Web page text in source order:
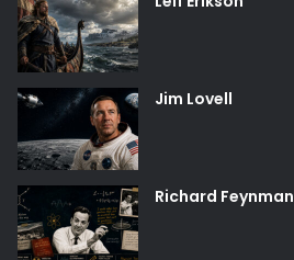
Jim Lovell
Richard Feynman